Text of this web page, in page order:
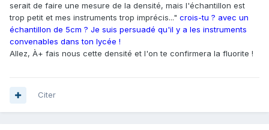
serait de faire une mesure de la densité, mais l'échantillon est
trop petit et mes instruments trop imprécis..." crois-tu ? avec un
échantillon de 5cm ? Je suis persuadé qu'il y a les instruments
convenables dans ton lycée !
Allez, À+ fais nous cette densité et l'on te confirmera la fluorite !
Citer